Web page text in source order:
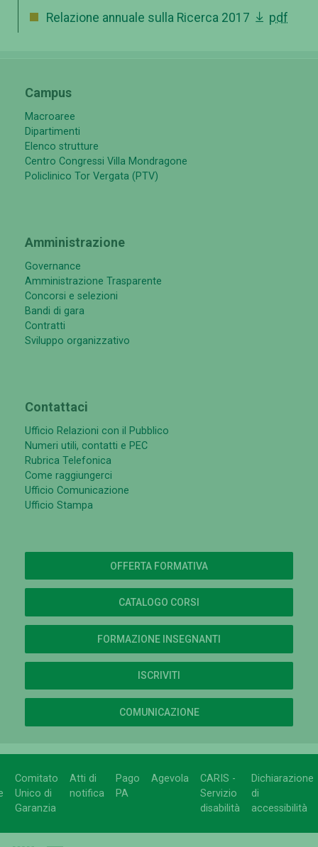
Relazione annuale sulla Ricerca 2017 pdf
Campus
Macroaree
Dipartimenti
Elenco strutture
Centro Congressi Villa Mondragone
Policlinico Tor Vergata (PTV)
Amministrazione
Governance
Amministrazione Trasparente
Concorsi e selezioni
Bandi di gara
Contratti
Sviluppo organizzativo
Contattaci
Ufficio Relazioni con il Pubblico
Numeri utili, contatti e PEC
Rubrica Telefonica
Come raggiungerci
Ufficio Comunicazione
Ufficio Stampa
OFFERTA FORMATIVA
CATALOGO CORSI
FORMAZIONE INSEGNANTI
ISCRIVITI
COMUNICAZIONE
Comitato
Unico di
Garanzia
Atti di
notifica
Pago
PA
Agevola
CARIS -
Servizio
disabilità
Dichiarazione
di
accessibilità